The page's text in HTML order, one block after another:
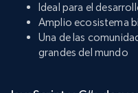
Ideal para el
Amplio ecosistema
Una de las
grandes del mundo